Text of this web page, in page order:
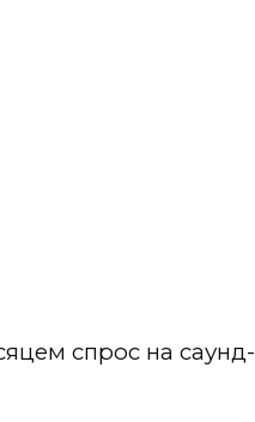
спрос на саунд-